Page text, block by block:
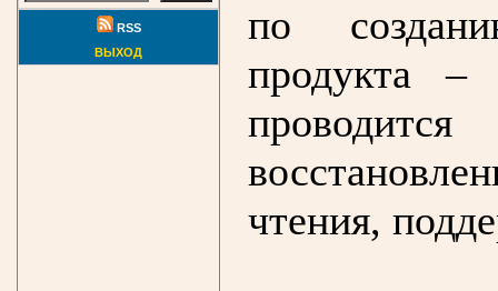
RSS
ВЫХОД
по
продукта –
чтения,